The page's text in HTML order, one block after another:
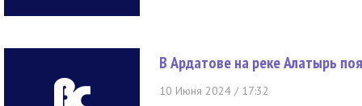
В Ардатове на реке Алатырь
10 Июня 2024 / 17:32